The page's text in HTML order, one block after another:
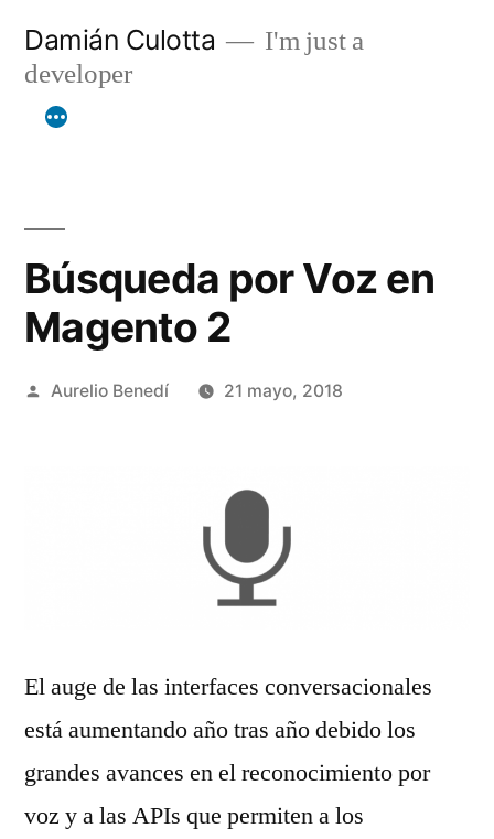
contenido
Damián Culotta
I'm just a
developer
Búsqueda por Voz en
Magento 2
Publicado
Aurelio Benedí 21 mayo, 2018
El auge de las interfaces conversacionales
está aumentando año tras año debido los
grandes avances en el reconocimiento por
voz y a las APIs que permiten a los